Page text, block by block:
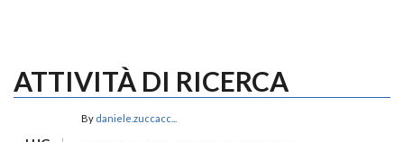
ATTIVITÀ DI RICERCA
By daniele.zuccacc...